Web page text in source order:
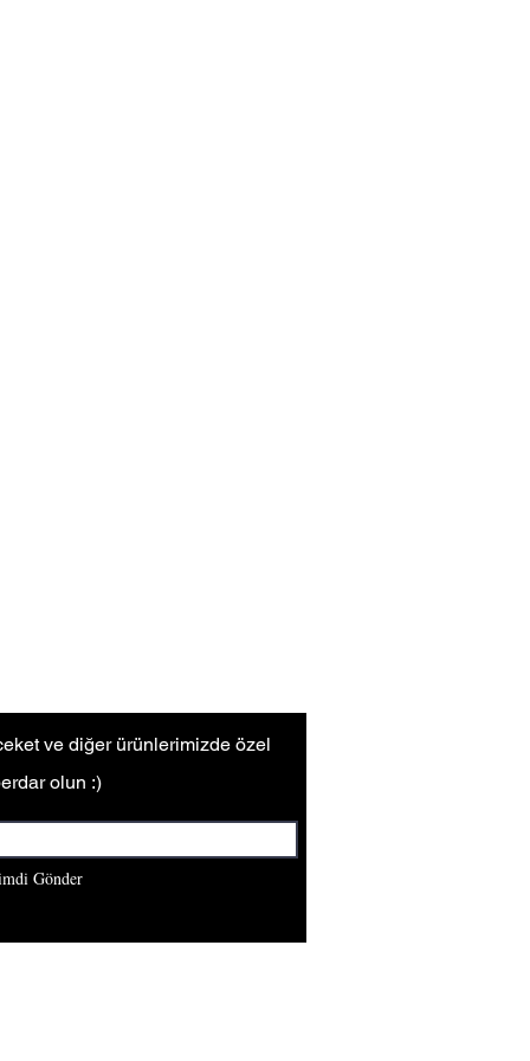
ve diğer ürünlerimizde özel
olun :)
Gönder